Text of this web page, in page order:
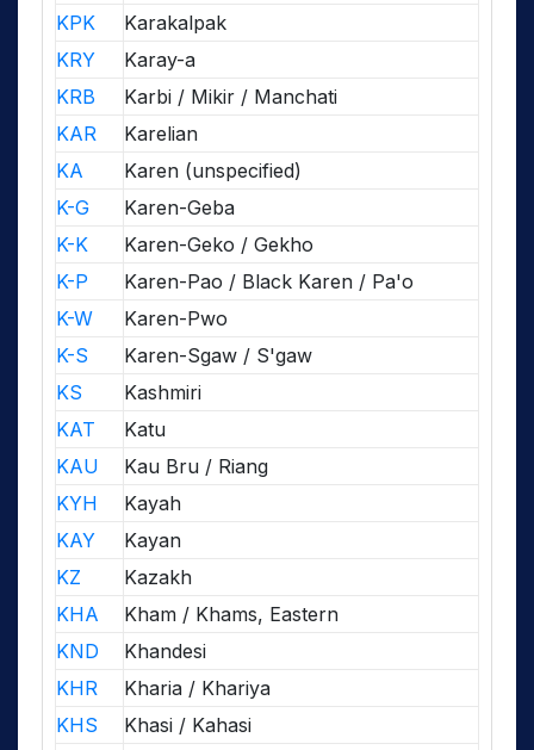
KPK
Karakalpak
KRY
Karay-a
KRB
Karbi / Mikir / Manchati
KAR
Karelian
KA
Karen (unspecified)
K-G
Karen-Geba
K-K
Karen-Geko / Gekho
K-P
Karen-Pao / Black Karen / Pa'o
K-W
Karen-Pwo
K-S
Karen-Sgaw / S'gaw
KS
Kashmiri
KAT
Katu
KAU
Kau Bru / Riang
KYH
Kayah
KAY
Kayan
KZ
Kazakh
KHA
Kham / Khams, Eastern
KND
Khandesi
KHR
Kharia / Khariya
KHS
Khasi / Kahasi